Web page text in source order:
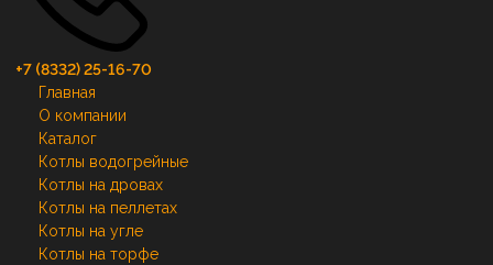
+7 (8332) 25-16-70
Главная
О компании
Каталог
Котлы водогрейные
Котлы на дровах
Котлы на пеллетах
Котлы на угле
Котлы на торфе